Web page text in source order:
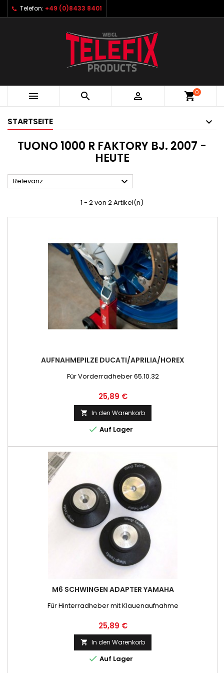
Telefon: +49 (0)8433 8401
   shopping_cart0
STARTSEITE
TUONO 1000 R FAKTORY BJ. 2007 -
HEUTE
Relevanz 
1 - 2 von 2 Artikel(n)
AUFNAHMEPILZE DUCATI/APRILIA/HOREX
Für Vorderradheber 65.10.32
Preis
25,89 €
 In den Warenkorb
 Auf Lager
M6 SCHWINGEN ADAPTER YAMAHA
Für Hinterradheber mit Klauenaufnahme
Preis
25,89 €
 In den Warenkorb
 Auf Lager